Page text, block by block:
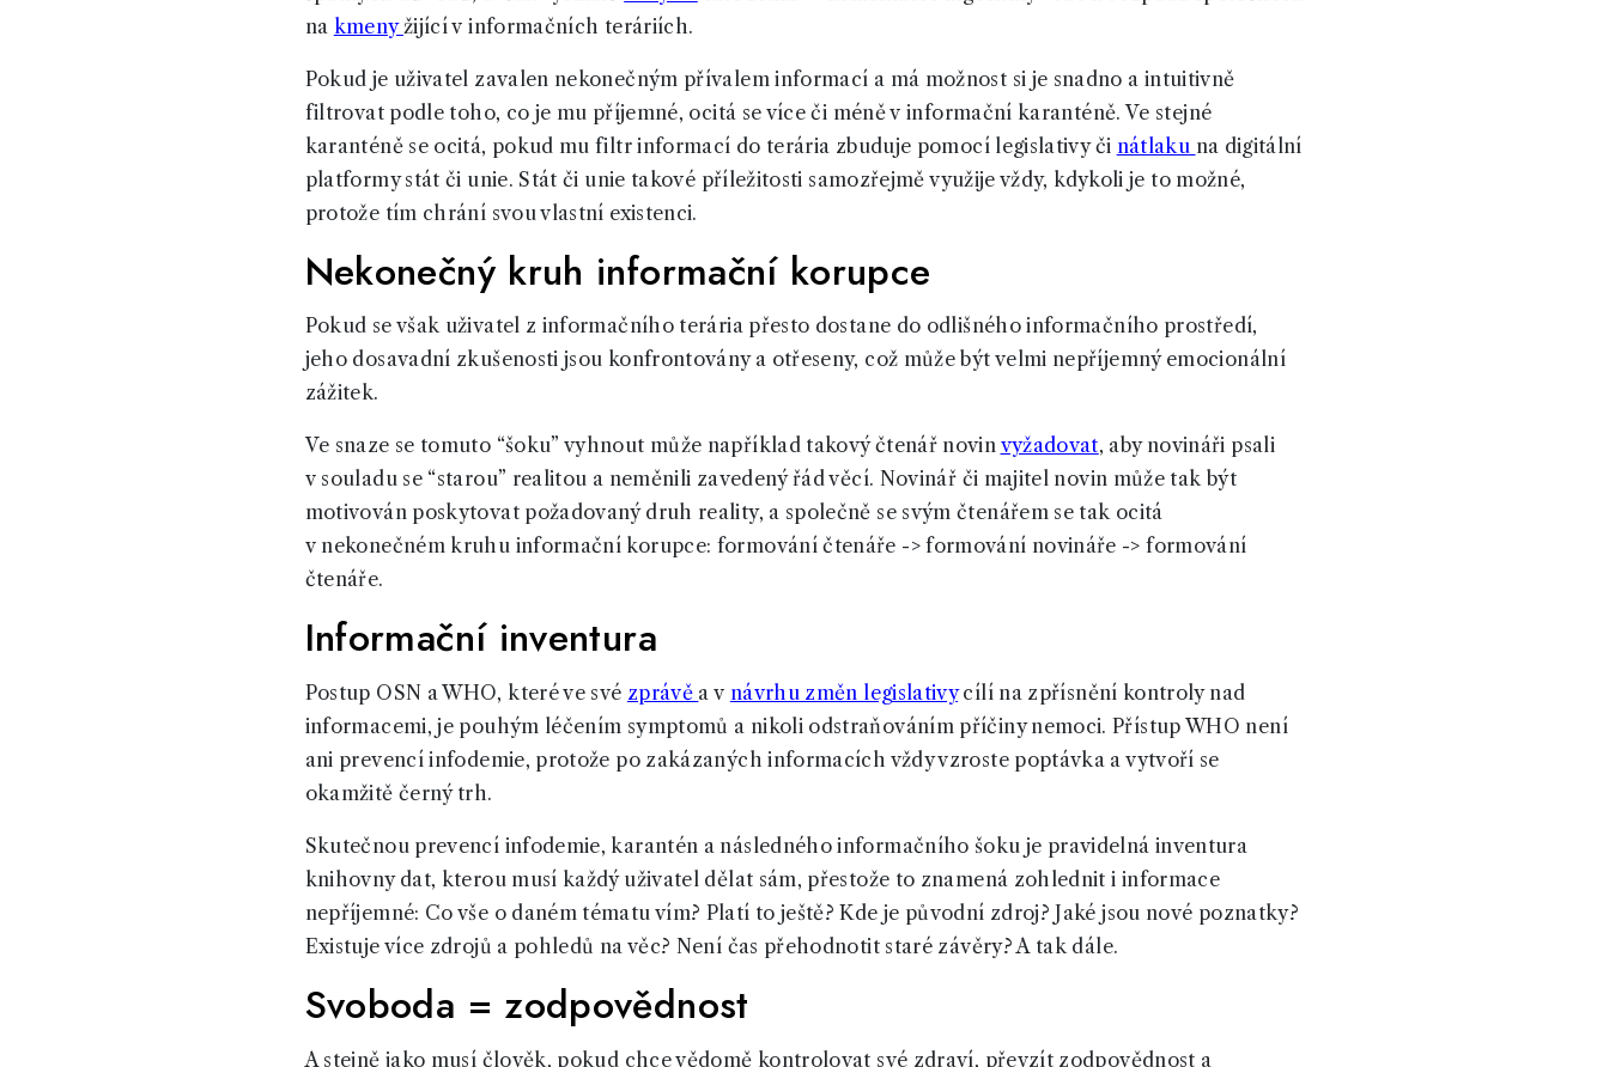
na kmeny žijící v informačních teráriích.
Pokud je uživatel zavalen nekonečným přívalem informací a má možnost si je snadno a intuitivně
filtrovat podle toho, co je mu příjemné, ocitá se více či méně v informační karanténě. Ve stejné
karanténě se ocitá, pokud mu filtr informací do terária zbuduje pomocí legislativy či nátlaku na digitální
platformy stát či unie. Stát či unie takové příležitosti samozřejmě využije vždy, kdykoli je to možné,
protože tím chrání svou vlastní existenci.
Nekonečný kruh informační korupce
Pokud se však uživatel z informačního terária přesto dostane do odlišného informačního prostředí,
jeho dosavadní zkušenosti jsou konfrontovány a otřeseny, což může být velmi nepříjemný emocionální
zážitek.
Ve snaze se tomuto “šoku” vyhnout může například takový čtenář novin vyžadovat, aby novináři psali
v souladu se “starou” realitou a neměnili zavedený řád věcí. Novinář či majitel novin může tak být
motivován poskytovat požadovaný druh reality, a společně se svým čtenářem se tak ocitá
v nekonečném kruhu informační korupce: formování čtenáře -> formování novináře -> formování
čtenáře.
Informační inventura
Postup OSN a WHO, které ve své zprávě a v návrhu změn legislativycílí na zpřísnění kontroly nad
informacemi, je pouhým léčením symptomů a nikoli odstraňováním příčiny nemoci. Přístup WHO není
ani prevencí infodemie, protože po zakázaných informacích vždy vzroste poptávka a vytvoří se
okamžitě černý trh.
Skutečnou prevencí infodemie, karantén a následného informačního šoku je pravidelná inventura
knihovny dat, kterou musí každý uživatel dělat sám, přestože to znamená zohlednit i informace
nepříjemné: Co vše o daném tématu vím? Platí to ještě? Kde je původní zdroj? Jaké jsou nové poznatky?
Existuje více zdrojů a pohledů na věc? Není čas přehodnotit staré závěry? A tak dále.
Svoboda = zodpovědnost
A stejně jako musí člověk, pokud chce vědomě kontrolovat své zdraví, převzít zodpovědnost a